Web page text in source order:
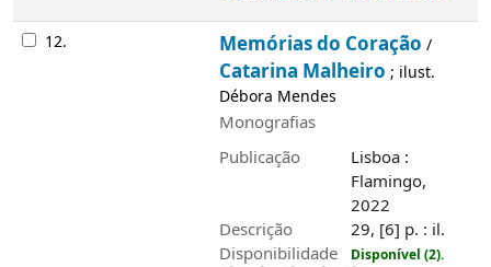
12. Memórias do Coração /
Catarina Malheiro ; ilust.
Débora Mendes
Monografias
Publicação
Lisboa :
Flamingo,
2022
Descrição
29, [6] p. : il.
Disponibilidade
Disponível (2).